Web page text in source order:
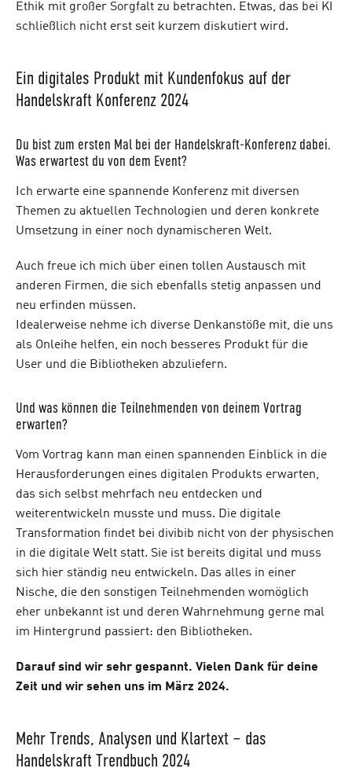
Ethik mit großer Sorgfalt zu betrachten. Etwas, das bei KI
schließlich nicht erst seit kurzem diskutiert wird.
Ein digitales Produkt mit Kundenfokus auf der
Handelskraft Konferenz 2024
Du bist zum ersten Mal bei der Handelskraft-Konferenz dabei.
Was erwartest du von dem Event?
Ich erwarte eine spannende Konferenz mit diversen
Themen zu aktuellen Technologien und deren konkrete
Umsetzung in einer noch dynamischeren Welt.
Auch freue ich mich über einen tollen Austausch mit
anderen Firmen, die sich ebenfalls stetig anpassen und
neu erfinden müssen.
Idealerweise nehme ich diverse Denkanstöße mit, die uns
als Onleihe helfen, ein noch besseres Produkt für die
User und die Bibliotheken abzuliefern.
Und was können die Teilnehmenden von deinem Vortrag
erwarten?
Vom Vortrag kann man einen spannenden Einblick in die
Herausforderungen eines digitalen Produkts erwarten,
das sich selbst mehrfach neu entdecken und
weiterentwickeln musste und muss. Die digitale
Transformation findet bei divibib nicht von der physischen
in die digitale Welt statt. Sie ist bereits digital und muss
sich hier ständig neu entwickeln. Das alles in einer
Nische, die den sonstigen Teilnehmenden womöglich
eher unbekannt ist und deren Wahrnehmung gerne mal
im Hintergrund passiert: den Bibliotheken.
Darauf sind wir sehr gespannt. Vielen Dank für deine
Zeit und wir sehen uns im März 2024.
Mehr Trends, Analysen und Klartext – das
Handelskraft Trendbuch 2024